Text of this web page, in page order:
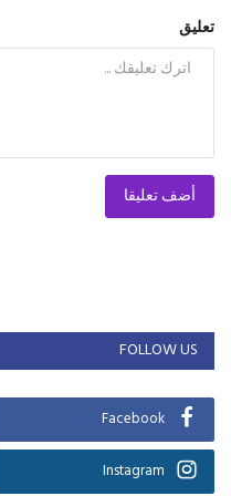
تعليق
أضف تعليقا
FOLLOW US
Facebook
Instagram